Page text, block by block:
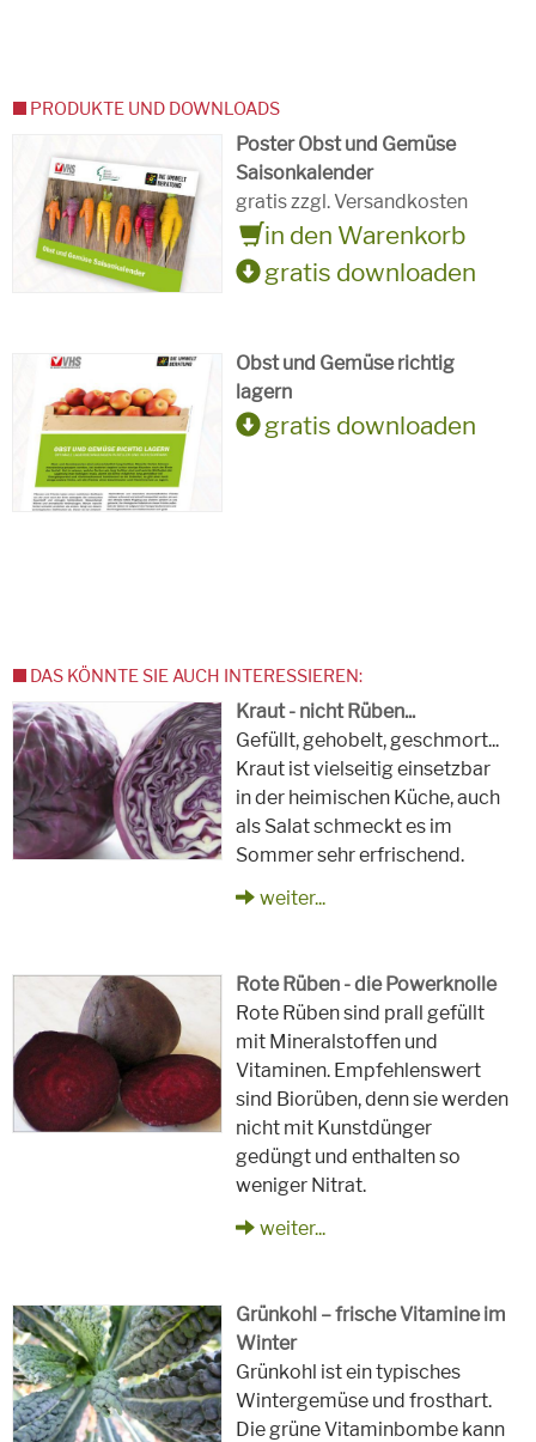
PRODUKTE UND DOWNLOADS
Poster Obst und Gemüse
Saisonkalender
gratis zzgl. Versandkosten
in den Warenkorb
gratis downloaden
Obst und Gemüse richtig
lagern
gratis downloaden
DAS KÖNNTE SIE AUCH INTERESSIEREN:
Kraut - nicht Rüben...
Gefüllt, gehobelt, geschmort...
Kraut ist vielseitig einsetzbar
in der heimischen Küche, auch
als Salat schmeckt es im
Sommer sehr erfrischend.
weiter...
Rote Rüben - die Powerknolle
Rote Rüben sind prall gefüllt
mit Mineralstoffen und
Vitaminen. Empfehlenswert
sind Biorüben, denn sie werden
nicht mit Kunstdünger
gedüngt und enthalten so
weniger Nitrat.
weiter...
Grünkohl – frische Vitamine im
Winter
Grünkohl ist ein typisches
Wintergemüse und frosthart.
Die grüne Vitaminbombe kann